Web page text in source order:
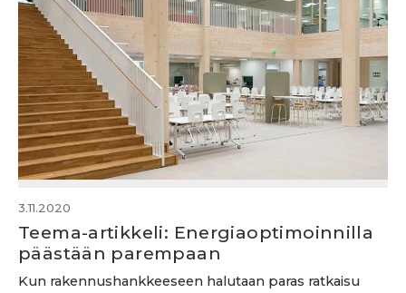
3.11.2020
Teema-artikkeli: Energiaoptimoinnilla
päästään parempaan
Kun rakennushankkeeseen halutaan paras ratkaisu